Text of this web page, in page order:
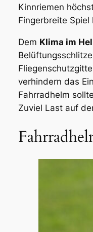
Kinnriemen
Fingerbreite Spiel
Dem Klima im
verhindern das
Fahrradhelm
Zuviel Last auf